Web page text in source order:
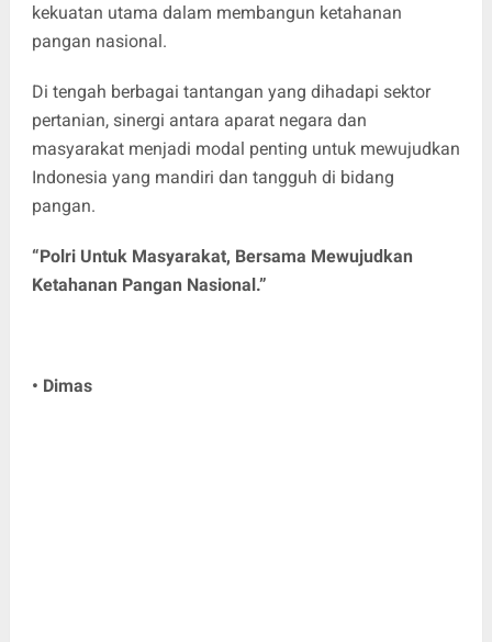
kekuatan utama dalam membangun ketahanan
pangan nasional.
Di tengah berbagai tantangan yang dihadapi sektor
pertanian, sinergi antara aparat negara dan
masyarakat menjadi modal penting untuk mewujudkan
Indonesia yang mandiri dan tangguh di bidang
pangan.
“Polri Untuk Masyarakat, Bersama Mewujudkan
Ketahanan Pangan Nasional.”
• Dimas